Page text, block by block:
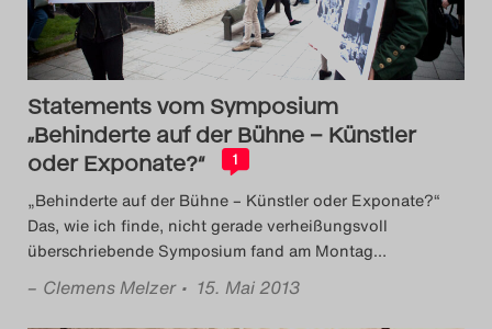
Das Theatertreffen-Blog
2018 Alumni
Das Theatertreffen-Blog
2019
Das Theatertreffen-Blog
2020
Statements vom Symposium
„Behinderte auf der Bühne – Künstler
oder Exponate?“
1
„Behinderte auf der Bühne – Künstler oder Exponate?“
Das, wie ich finde, nicht gerade verheißungsvoll
überschriebende Symposium fand am Montag…
– Clemens Melzer • 15. Mai 2013